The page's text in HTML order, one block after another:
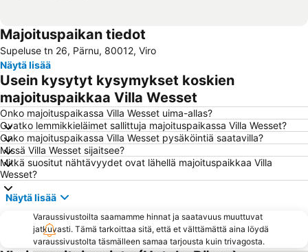
Majoituspaikan tiedot
Supeluse tn 26, Pärnu, 80012, Viro
Näytä lisää
Usein kysytyt kysymykset koskien
majoituspaikkaa Villa Wesset
Onko majoituspaikassa Villa Wesset uima-allas?
Ovatko lemmikkieläimet sallittuja majoituspaikassa Villa Wesset?
Onko majoituspaikassa Villa Wesset pysäköintiä saatavilla?
Missä Villa Wesset sijaitsee?
Mitkä suositut nähtävyydet ovat lähellä majoituspaikkaa Villa
Wesset?
Näytä lisää
Varaussivustoilta saamamme hinnat ja saatavuus muuttuvat
jatkuvasti. Tämä tarkoittaa sitä, että et välttämättä aina löydä
varaussivustolta täsmälleen samaa tarjousta kuin trivagosta.